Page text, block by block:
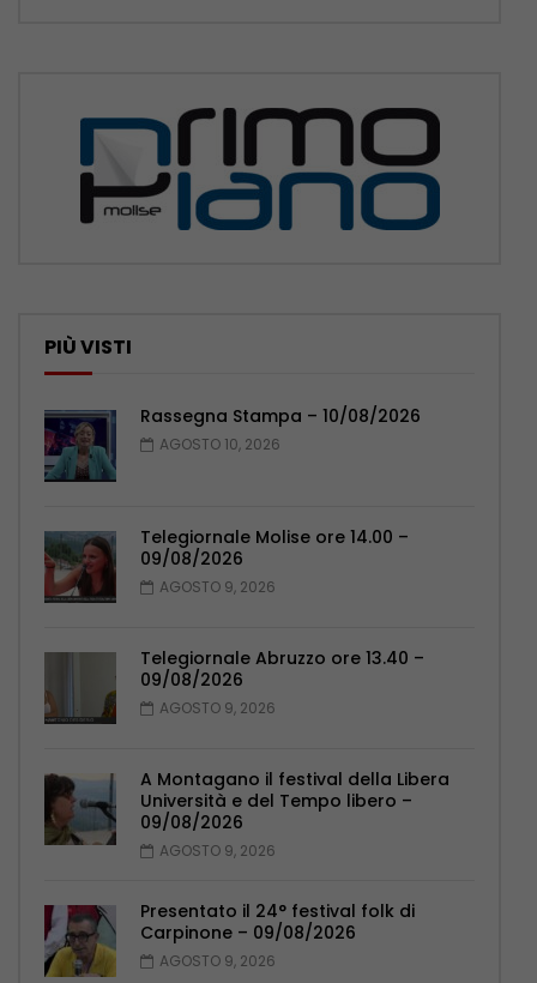
PIÙ VISTI
Rassegna Stampa – 10/08/2026
AGOSTO 10, 2026
Telegiornale Molise ore 14.00 –
09/08/2026
AGOSTO 9, 2026
Telegiornale Abruzzo ore 13.40 –
09/08/2026
AGOSTO 9, 2026
A Montagano il festival della Libera
Università e del Tempo libero –
09/08/2026
AGOSTO 9, 2026
Presentato il 24° festival folk di
Carpinone – 09/08/2026
AGOSTO 9, 2026